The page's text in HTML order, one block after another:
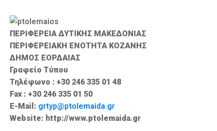
ΠΕΡΙΦΕΡΕΙΑ ΔΥΤΙΚΗΣ ΜΑΚΕΔΟΝΙΑΣ
ΠΕΡΙΦΕΡΕΙΑΚΗ ΕΝΟΤΗΤΑ ΚΟΖΑΝΗΣ
ΔΗΜΟΣ ΕΟΡΔΑΙΑΣ
Γραφείο Τύπου
Τηλέφωνο : +30 246 335 01 48
Fax : +30 246 335 01 50
E-Mail: grtyp@ptolemaida.gr
Website: http://www.ptolemaida.gr